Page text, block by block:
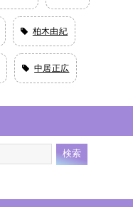
柏木由紀
中居正広